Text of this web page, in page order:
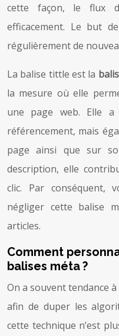
cette façon, le flux
efficacement. Le but
régulièrement de
La balise tittle est la
la mesure où elle
une page web. Elle
référencement, mais
page ainsi que sur
description, elle
clic. Par conséquent,
négliger cette balise
articles.
Comment
balises méta ?
On a souvent tendance
afin de duper les
cette technique n’est